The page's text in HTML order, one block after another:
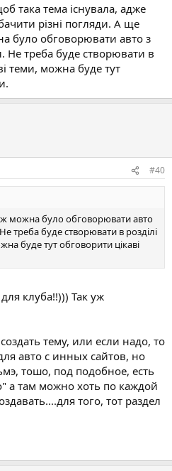
така тема існувала, адже
різні погляди. А ще
було обговорювати авто з
Не треба буде створювати в
теми, можна буде тут
#40
можна було обговорювати авто
треба буде створювати в розділі
буде тут обговорити цікаві
клуба!!))) Так уж
тему, или если надо, то
авто с инных сайтов, но
тошо, под подобное, есть
а там можно хоть по каждой
того, тот раздел